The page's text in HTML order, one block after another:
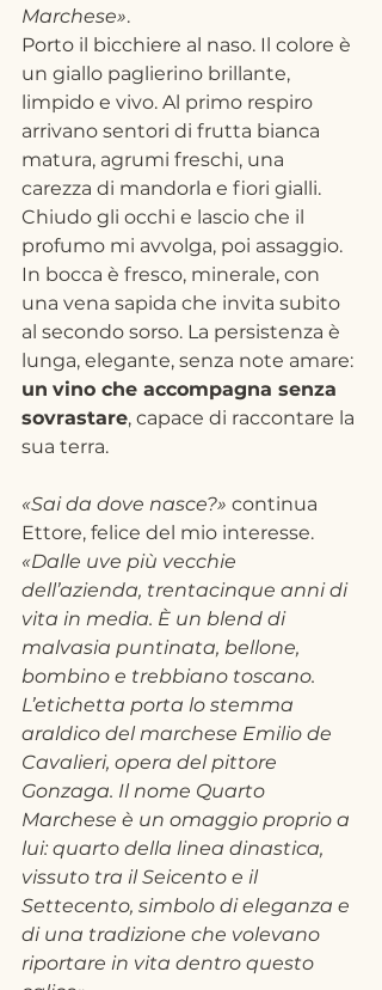
Marchese».
Porto il bicchiere al naso. Il colore è
un giallo paglierino brillante,
limpido e vivo. Al primo respiro
arrivano sentori di frutta bianca
matura, agrumi freschi, una
carezza di mandorla e fiori gialli.
Chiudo gli occhi e lascio che il
profumo mi avvolga, poi assaggio.
In bocca è fresco, minerale, con
una vena sapida che invita subito
al secondo sorso. La persistenza è
lunga, elegante, senza note amare:
un vino che accompagna senza
sovrastare, capace di raccontare la
sua terra.
«Sai da dove nasce?» continua
Ettore, felice del mio interesse.
«Dalle uve più vecchie
dell’azienda, trentacinque anni di
vita in media. È un blend di
malvasia puntinata, bellone,
bombino e trebbiano toscano.
L’etichetta porta lo stemma
araldico del marchese Emilio de
Cavalieri, opera del pittore
Gonzaga. Il nome Quarto
Marchese è un omaggio proprio a
lui: quarto della linea dinastica,
vissuto tra il Seicento e il
Settecento, simbolo di eleganza e
di una tradizione che volevano
riportare in vita dentro questo